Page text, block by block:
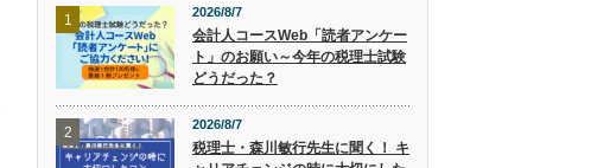
1 2026/8/7
会計人コースWeb「読者アンケー
ト」のお願い～今年の税理士試験
どうだった？
2 2026/8/7
税理士・森川敏行先生に聞く！ キ